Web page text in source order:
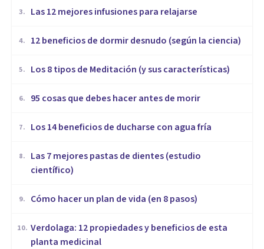
3. ​Las 12 mejores infusiones para relajarse
4. 12 beneficios de dormir desnudo (según la ciencia)
5. Los 8 tipos de Meditación (y sus características)
6. 95 cosas que debes hacer antes de morir
7. Los 14 beneficios de ducharse con agua fría
8.
Las 7 mejores pastas de dientes (estudio
científico)
9. Cómo hacer un plan de vida (en 8 pasos)
10. Verdolaga: 12 propiedades y beneficios de esta
planta medicinal